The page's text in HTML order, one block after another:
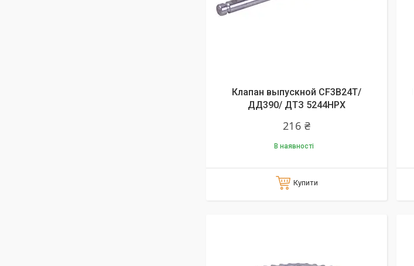
Клапан выпускной СF3B24T/
ДД390/ ДТЗ 5244HPX
216 ₴
В наявності
Купити